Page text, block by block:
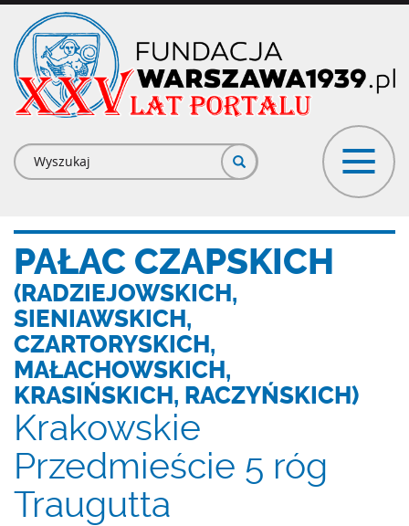
Przejdź
treści
Formularz
wyszukiwania
PAŁAC CZAPSKICH
(RADZIEJOWSKICH,
SIENIAWSKICH,
CZARTORYSKICH,
MAŁACHOWSKICH,
KRASIŃSKICH, RACZYŃSKICH)
Krakowskie
Przedmieście 5 róg
Traugutta